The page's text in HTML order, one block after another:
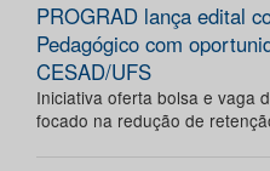
PROGRAD lança edital
Pedagógico com
CESAD/UFS
Iniciativa oferta bolsa e vaga
focado na redução de